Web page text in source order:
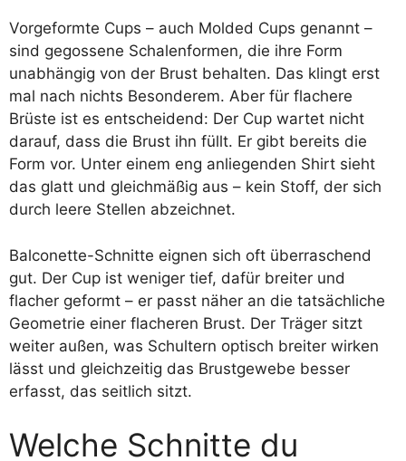
Vorgeformte Cups – auch Molded Cups genannt –
sind gegossene Schalenformen, die ihre Form
unabhängig von der Brust behalten. Das klingt erst
mal nach nichts Besonderem. Aber für flachere
Brüste ist es entscheidend: Der Cup wartet nicht
darauf, dass die Brust ihn füllt. Er gibt bereits die
Form vor. Unter einem eng anliegenden Shirt sieht
das glatt und gleichmäßig aus – kein Stoff, der sich
durch leere Stellen abzeichnet.
Balconette-Schnitte eignen sich oft überraschend
gut. Der Cup ist weniger tief, dafür breiter und
flacher geformt – er passt näher an die tatsächliche
Geometrie einer flacheren Brust. Der Träger sitzt
weiter außen, was Schultern optisch breiter wirken
lässt und gleichzeitig das Brustgewebe besser
erfasst, das seitlich sitzt.
Welche Schnitte du